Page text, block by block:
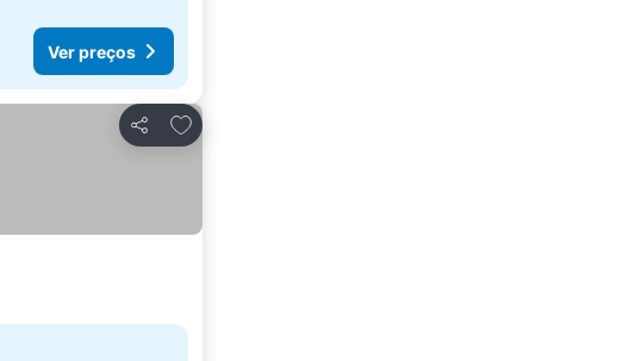
Ver preços
Partilhar
Adicionar aos favoritos